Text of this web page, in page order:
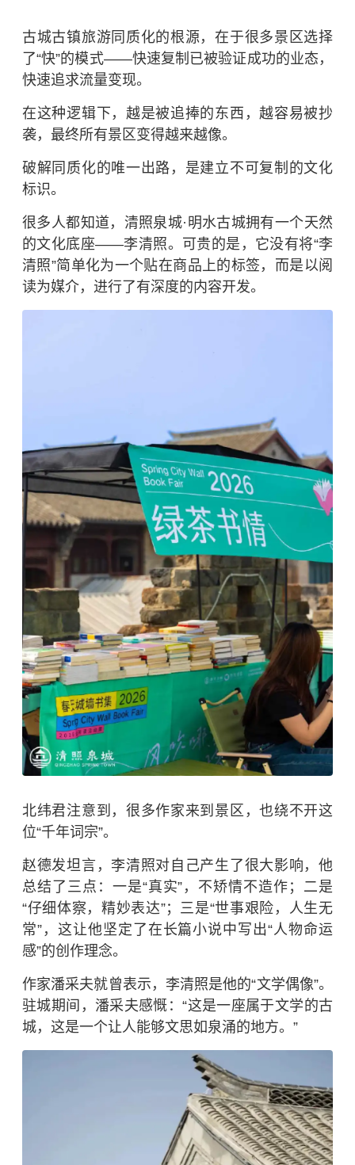
古城古镇旅游同质化的根源，在于很多景区选择
了“快”的模式——快速复制已被验证成功的业态，
快速追求流量变现。
在这种逻辑下，越是被追捧的东西，越容易被抄
袭，最终所有景区变得越来越像。
破解同质化的唯一出路，是建立不可复制的文化
标识。
很多人都知道，清照泉城·明水古城拥有一个天然
的文化底座——李清照。可贵的是，它没有将“李
清照”简单化为一个贴在商品上的标签，而是以阅
读为媒介，进行了有深度的内容开发。
北纬君注意到，很多作家来到景区，也绕不开这
位“千年词宗”。
赵德发坦言，李清照对自己产生了很大影响，他
总结了三点：一是“真实”，不矫情不造作；二是
“仔细体察，精妙表达”；三是“世事艰险，人生无
常”，这让他坚定了在长篇小说中写出“人物命运
感”的创作理念。
作家潘采夫就曾表示，李清照是他的“文学偶像”。
驻城期间，潘采夫感慨：“这是一座属于文学的古
城，这是一个让人能够文思如泉涌的地方。”